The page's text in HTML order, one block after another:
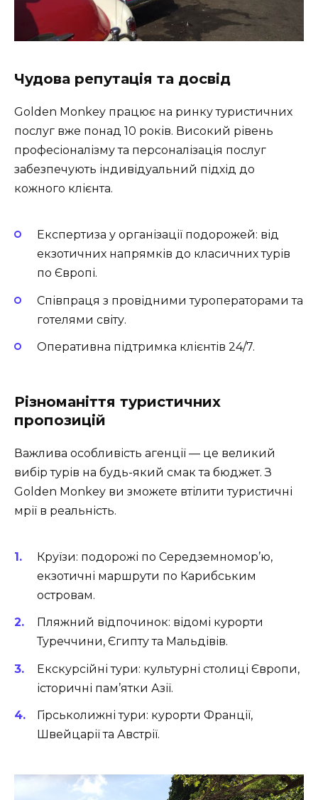
Чудова репутація та досвід
Golden Monkey працює на ринку туристичних
послуг вже понад 10 років. Високий рівень
професіоналізму та персоналізація послуг
забезпечують індивідуальний підхід до
кожного клієнта.
Експертиза у організації подорожей: від
екзотичних напрямків до класичних турів
по Європі.
Співпраця з провідними туроператорами та
готелями світу.
Оперативна підтримка клієнтів 24/7.
Різноманіття туристичних
пропозицій
Важлива особливість агенції — це великий
вибір турів на будь-який смак та бюджет. З
Golden Monkey ви зможете втілити туристичні
мрії в реальність.
Круїзи: подорожі по Середземномор’ю,
екзотичні маршрути по Карибським
островам.
Пляжний відпочинок: відомі курорти
Туреччини, Єгипту та Мальдівів.
Екскурсійні тури: культурні столиці Європи,
історичні пам’ятки Азії.
Гірськолижні тури: курорти Франції,
Швейцарії та Австрії.